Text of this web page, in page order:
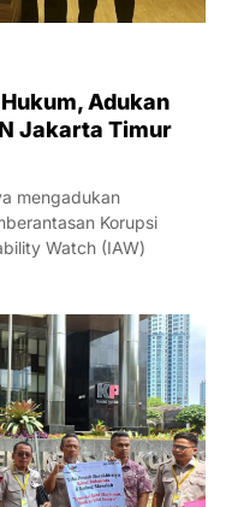
Adukan
Jakarta Timur
mengadukan
Korupsi
Watch (IAW)